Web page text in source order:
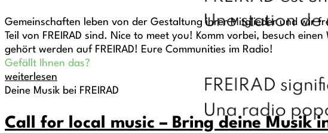
Gemeinschaften leben von der Gestaltung ihrer Mitglieder und wir
Teil von FREIRAD sind. Nice to meet you! Komm vorbei, besuch
gehört werden auf FREIRAD! Eure Communities im Radio!
Gefällt Ihnen das?
weiterlesen
Deine Musik bei FREIRAD
Call for local music – Bring deine Musik